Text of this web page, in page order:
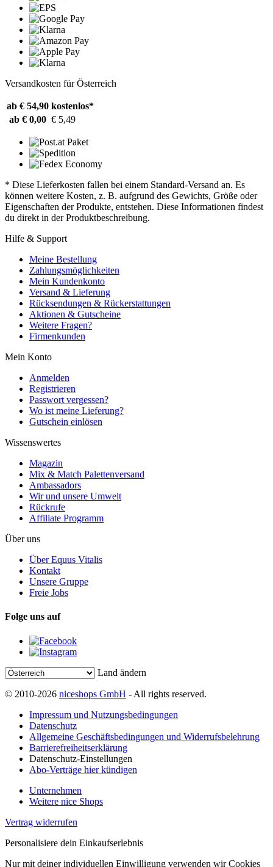
Versandkosten für Österreich
ab € 54,90 kostenlos*
ab € 0,00 € 5,49
* Diese Lieferkosten fallen bei einem Standard-Versand an. Es
können weitere Kosten, z. B. aufgrund des Gewichts, Größe oder
Eigenschaften der Produkte, entstehen. Diese Informationen findest
du direkt in der Produktbeschreibung.
Hilfe & Support
Meine Bestellung
Zahlungsmöglichkeiten
Mein Kundenkonto
Versand & Lieferung
Rücksendungen & Rückerstattungen
Aktionen & Gutscheine
Weitere Fragen?
Firmenkunden
Mein Konto
Anmelden
Registrieren
Passwort vergessen?
Wo ist meine Lieferung?
Gutschein einlösen
Wissenswertes
Magazin
Mix & Match Palettenversand
Ambassadors
Wir und unsere Umwelt
Rückrufe
Affiliate Programm
Über uns
Über Equus Vitalis
Kontakt
Unsere Gruppe
Freie Jobs
Folge uns auf
Land ändern
© 2010-2026 niceshops GmbH - All rights reserved.
Impressum und Nutzungsbedingungen
Datenschutz
Allgemeine Geschäftsbedingungen und Widerrufsbelehrung
Barrierefreiheitserklärung
Datenschutz-Einstellungen
Abo-Verträge hier kündigen
Unternehmen
Weitere nice Shops
Vertrag widerrufen
Personalisiere dein Einkaufserlebnis
Nur mit deiner individuellen Einwilligung verwenden wir Cookies